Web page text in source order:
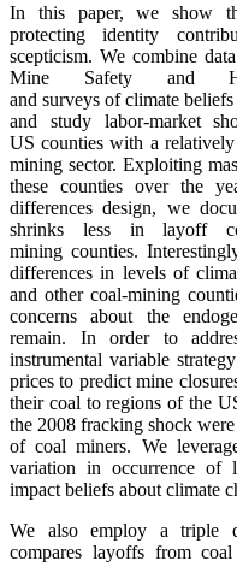
In this paper, we show
protecting identity
scepticism. We combine
Mine Safety and
and surveys of climate beliefs
and study labor-market
UScounties with a
mining sector.Exploiting
these counties over the
differences design, we
shrinks less in layoff
miningcounties.
differences in levels of
and other coal-mining
concerns about the
remain.
In order to
instrumental variable
prices to predict mine
their coal to regions of the
the 2008 fracking shock
of coal miners. We
variation in occurrence of
impact beliefs about climate
We also employ a triple
compares layoffs from